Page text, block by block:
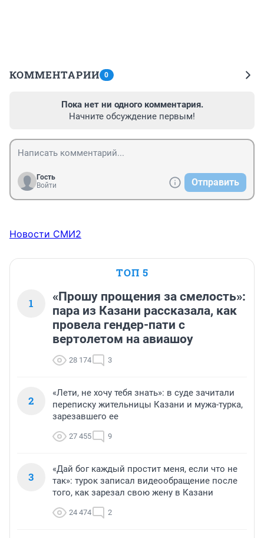
КОММЕНТАРИИ 0
Пока нет ни одного комментария.
Начните обсуждение первым!
Гость
Войти
Отправить
Новости СМИ2
ТОП 5
1
«Прошу прощения за смелость»:
пара из Казани рассказала, как
провела гендер-пати с
вертолетом на авиашоу
28 174 3
2
«Лети, не хочу тебя знать»: в суде зачитали
переписку жительницы Казани и мужа-турка,
зарезавшего ее
27 455 9
3
«Дай бог каждый простит меня, если что не
так»: турок записал видеообращение после
того, как зарезал свою жену в Казани
24 474 2